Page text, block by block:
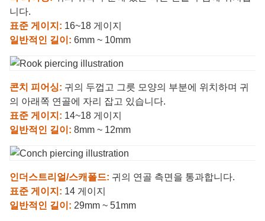
니다.
표준 게이지: 16~18 게이지
일반적인 길이: 6mm ~ 10mm
콘치 피어싱: 귀의 두껍고 그릇 모양의 부분에 위치하며 귀
의 아래쪽 연골에 자리 잡고 있습니다.
표준 게이지: 14~18 게이지
일반적인 길이: 8mm ~ 12mm
인더스트리얼/스캐폴드: 귀의 연골 측면을 통과합니다.
표준 게이지: 14 게이지
일반적인 길이: 29mm ~ 51mm